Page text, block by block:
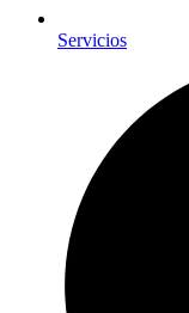
Servicios